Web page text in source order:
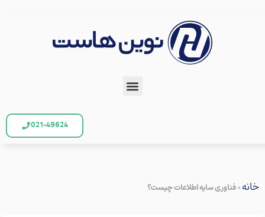
021-49624
خانه»فناوری سایه اطلاعات چیست؟